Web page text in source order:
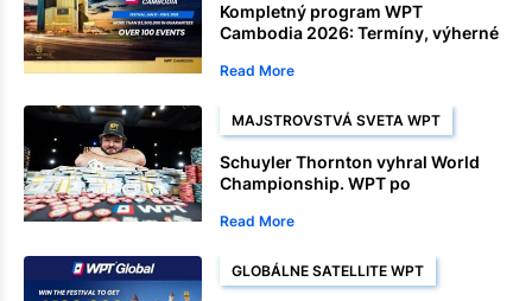
Kompletný program WPT
Cambodia 2026: Termíny, výherné
Read More
MAJSTROVSTVÁ SVETA WPT
Schuyler Thornton vyhral World
Championship. WPT po
Read More
GLOBÁLNE SATELLITE WPT